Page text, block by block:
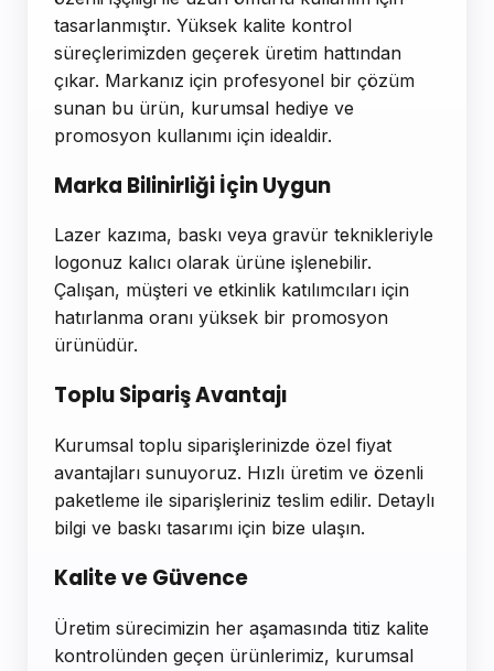
tasarlanmıştır. Yüksek kalite kontrol
süreçlerimizden geçerek üretim hattından
çıkar. Markanız için profesyonel bir çözüm
sunan bu ürün, kurumsal hediye ve
promosyon kullanımı için idealdir.
Marka Bilinirliği İçin Uygun
Lazer kazıma, baskı veya gravür teknikleriyle
logonuz kalıcı olarak ürüne işlenebilir.
Çalışan, müşteri ve etkinlik katılımcıları için
hatırlanma oranı yüksek bir promosyon
ürünüdür.
Toplu Sipariş Avantajı
Kurumsal toplu siparişlerinizde özel fiyat
avantajları sunuyoruz. Hızlı üretim ve özenli
paketleme ile siparişleriniz teslim edilir. Detaylı
bilgi ve baskı tasarımı için bize ulaşın.
Kalite ve Güvence
Üretim sürecimizin her aşamasında titiz kalite
kontrolünden geçen ürünlerimiz, kurumsal